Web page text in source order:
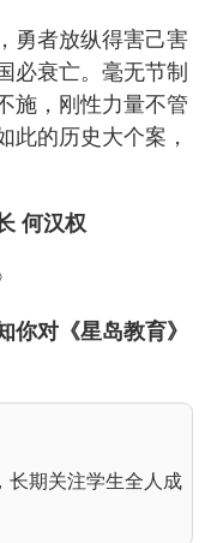
勇者放纵得害己害
必衰亡。毫无节制
施，刚性力量不管
此的历史大个案，
何汉权
你对《星岛教育》
长期关注学生全人成